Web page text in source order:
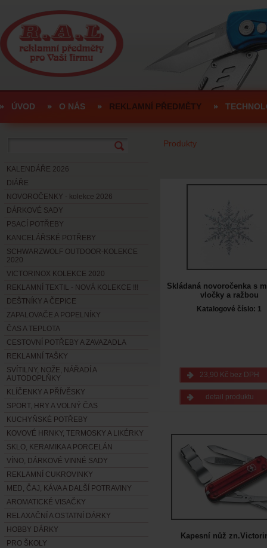
ÚVOD O NÁS REKLAMNÍ PŘEDMĚTY
KALENDÁŘE 2026
DIÁŘE
NOVOROČENKY - kolekce 2026
DÁRKOVÉ SADY
PSACÍ POTŘEBY
KANCELÁŘSKÉ POTŘEBY
SCHWARZWOLF OUTDOOR-KOLEKCE
2020
VICTORINOX KOLEKCE 2020
REKLAMNÍ TEXTIL - NOVÁ KOLEKCE !!!
DEŠTNÍKY A ČEPICE
ZAPALOVAČE A POPELNÍKY
ČAS A TEPLOTA
CESTOVNÍ POTŘEBY A ZAVAZADLA
REKLAMNÍ TAŠKY
SVÍTILNY, NOŽE, NÁŘADÍ A
AUTODOPLŇKY
KLÍČENKY A PŘÍVĚSKY
SPORT, HRY A VOLNÝ ČAS
KUCHYŇSKÉ POTŘEBY
KOVOVÉ HRNKY, TERMOSKY A LIKÉRKY
SKLO, KERAMIKA A PORCELÁN
VÍNO, DÁRKOVÉ VINNÉ SADY
REKLAMNÍ CUKROVINKY
MED, ČAJ, KÁVA A DALŠÍ POTRAVINY
AROMATICKÉ VISAČKY
RELAXAČNÍ A OSTATNÍ DÁRKY
HOBBY DÁRKY
PRO ŠKOLY
Produkty
Skládaná novoročenka s
vločky a ražbou
Katalogové číslo: 1
23,90 Kč bez DPH
detail produktu
Kapesní nůž